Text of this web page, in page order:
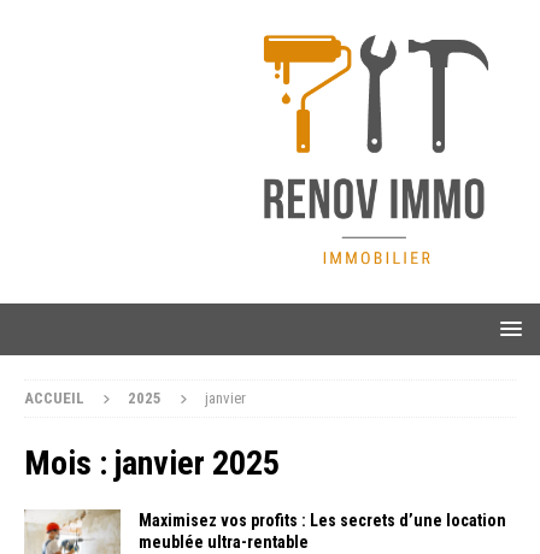
ACCUEIL 2025 janvier
Mois : janvier 2025
Maximisez vos profits : Les secrets d’une location
meublée ultra-rentable